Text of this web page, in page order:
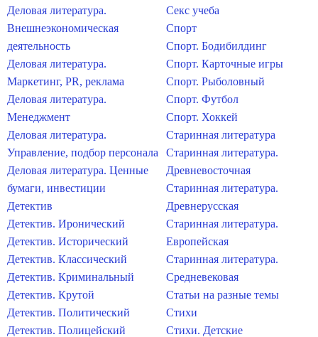
Деловая литература.
Внешнеэкономическая
деятельность
Деловая литература.
Маркетинг, PR, реклама
Деловая литература.
Менеджмент
Деловая литература.
Управление, подбор персонала
Деловая литература. Ценные
бумаги, инвестиции
Детектив
Детектив. Иронический
Детектив. Исторический
Детектив. Классический
Детектив. Криминальный
Детектив. Крутой
Детектив. Политический
Детектив. Полицейский
Секс учеба
Спорт
Спорт. Бодибилдинг
Спорт. Карточные игры
Спорт. Рыболовный
Спорт. Футбол
Спорт. Хоккей
Старинная литература
Старинная литература.
Древневосточная
Старинная литература.
Древнерусская
Старинная литература.
Европейская
Старинная литература.
Средневековая
Статьи на разные темы
Стихи
Стихи. Детские